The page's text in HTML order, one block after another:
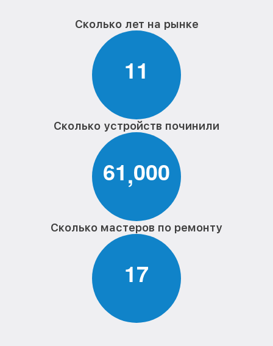
Сколько лет на рынке
11
Сколько устройств починили
61,000
Сколько мастеров по ремонту
17